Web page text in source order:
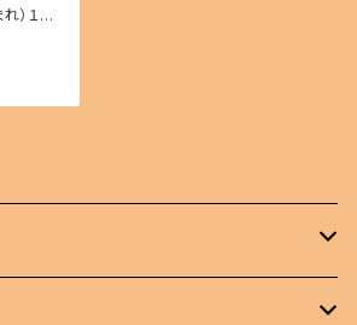
）１５
出品) i
a